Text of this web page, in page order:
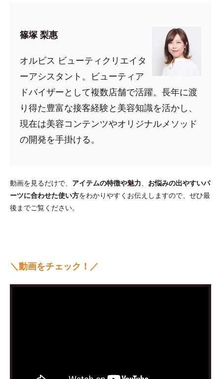
篠塚 梨惠
オルビス ビューティクリエイタ
ーアシスタント。ビューティア
ドバイザーとして複数店舗で活躍。長年に渡
り得た豊富な接客経験と美容知識を活かし、
現在は美容コンテンツやオリジナルメソッド
の開発を手掛ける。
動画を見るだけで、 アイテムの特徴や魅力、 お悩みの出やすいパ
ーツに合わせた使い方をわかりやすくお伝えしますので、ぜひ最
後までご覧ください。
＼動画をチェック！／